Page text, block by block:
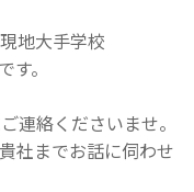
地大手学校
。
連絡くださいませ。
社までお話に伺わせ